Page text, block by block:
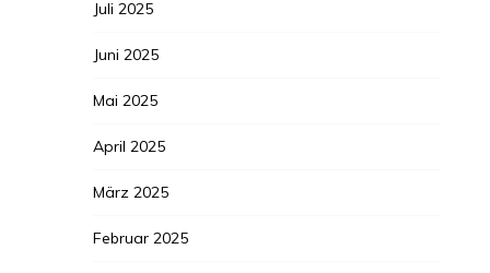
Juli 2025
Juni 2025
Mai 2025
April 2025
März 2025
Februar 2025